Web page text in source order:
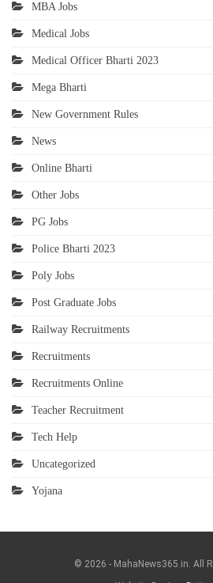
MBA Jobs
Medical Jobs
Medical Officer Bharti 2023
Mega Bharti
New Government Rules
News
Online Bharti
Other Jobs
PG Jobs
Police Bharti 2023
Poly Jobs
Post Graduate Jobs
Railway Recruitments
Recruitments
Recruitments Online
Teacher Recruitment
Tech Help
Uncategorized
Yojana
© 2026 - MahaNews365.in. All